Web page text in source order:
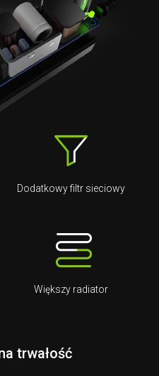
Dodatkowy filtr sieciowy
Większy radiator
trwałość